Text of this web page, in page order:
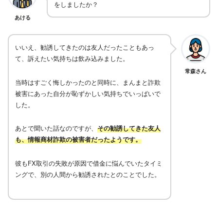
あける
をしましたか？
いいえ、勧誘してきたのは友人だったこともあっ
て、訴えたい気持ちは飲み込みました。
当時はすごく悔しかったのと同時に、まんまと詐欺
被害にあった自分が恥ずかしい気持ちでいっぱいで
した。
あとで聞いた話なのですが、 その勧誘してきた友人
も、情報商材詐欺の被害者だったようです。
彼もFX取引の失敗が原因で借金に悩んでいたタイミ
ングで、別の人間から勧誘されたとのことでした。
常森さん